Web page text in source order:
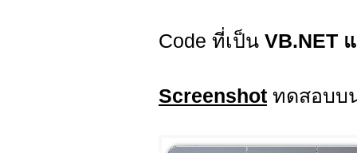
Code ที่เป็น VB.NET
Screenshot ทดสอบบ